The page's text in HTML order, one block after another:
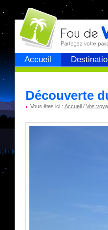
Accueil
Fou devoyage
Découverte
Vous êtes ici : Accueil/ Vos